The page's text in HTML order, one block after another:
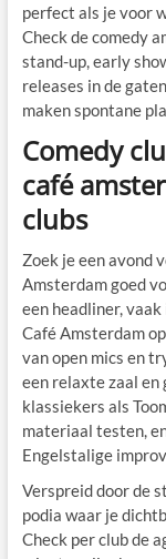
perfect als je voor
Check de comedy
stand-up, early
releases in de
maken spontane
Comedy
café
clubs
Zoek je een avond
Amsterdam goed
een headliner,
Café Amsterdam
van open mics en
een relaxte zaal en
klassiekers als
materiaal testen,
Engelstalige
Verspreid door de
podia waar je
Check per club de